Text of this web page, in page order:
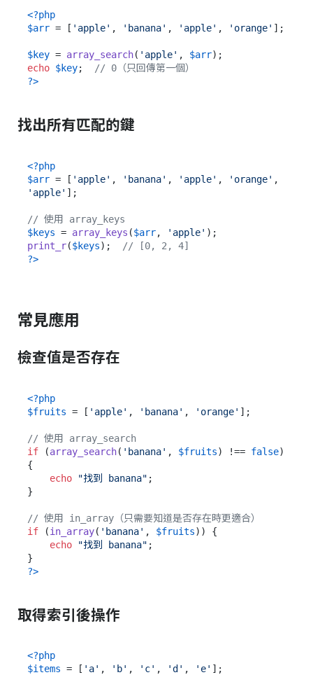
<?php
$arr = [ 'apple' , 'banana' , 'apple' , 'orange' ];
$key = array_search( 'apple' , $arr
echo $key;
// 0（只回傳第一個）
?>
找出所有匹配的鍵
<?php
$arr = [ 'apple' , 'banana' , 'apple' , 'orange'
'apple' ];
// 使用 array_keys
$keys = array_keys ($arr, 'apple'
print_r($keys);
// [0, 2, 4]
?>
常見應用
檢查值是否存在
<?php
$fruits = [ 'apple' , 'banana' , 'orange' ];
// 使用 array_search
if (array_search( 'banana' , $fruits) !== false)
{
echo
"找到 banana" ;
}
// 使用 in_array（只需要知道是否存在時更適合）
if (in_array( 'banana' , $fruits)) {
echo
"找到 banana" ;
?>
取得索引後操作
<?php
$items = [ 'a' , 'b' , 'c' , 'd' , 'e' ];